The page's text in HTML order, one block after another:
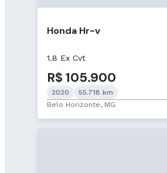
Honda Hr-v
1.8 Ex Cvt
R$ 105.900
2020
55.718 km
Belo Horizonte, MG